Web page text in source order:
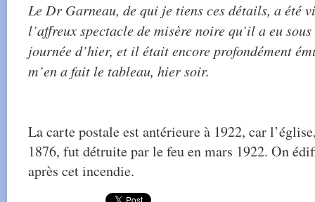
Le Dr Garneau, de qui je tiens ces détails, a été
l’affreux spectacle de misère noire qu’il a eu
journée d’hier, et il était encore profondément
m’en a fait le tableau, hier soir.
La carte postale est antérieure à 1922, car
1876, fut détruite par le feu en mars 1922. On
après cet incendie.